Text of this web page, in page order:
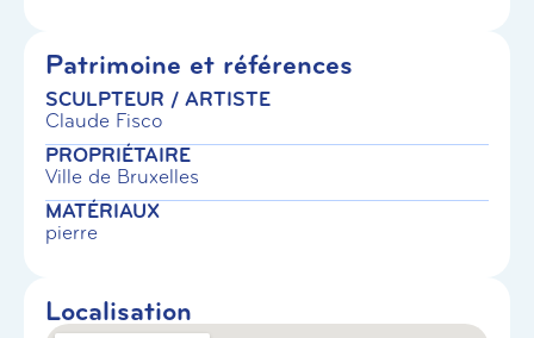
Patrimoine et références
SCULPTEUR / ARTISTE
Claude Fisco
PROPRIÉTAIRE
Ville de Bruxelles
MATÉRIAUX
pierre
Localisation